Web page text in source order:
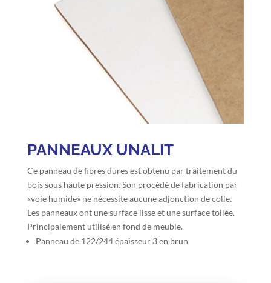
PANNEAUX UNALIT
Ce panneau de fibres dures est obtenu par traitement du
bois sous haute pression. Son procédé de fabrication par
«voie humide» ne nécessite aucune adjonction de colle.
Les panneaux ont une surface lisse et une surface toilée.
Principalement utilisé en fond de meuble.
Panneau de 122/244 épaisseur 3 en brun